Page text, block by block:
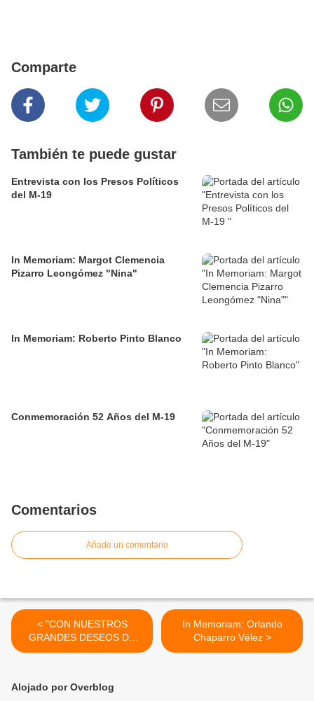
Comparte
También te puede gustar
Entrevista con los Presos Políticos
del M-19
In Memoriam: Margot Clemencia
Pizarro Leongómez "Nina"
In Memoriam: Roberto Pinto Blanco
Conmemoración 52 Años del M-19
Comentarios
Añade un comentario
< "CON NUESTROS
GRANDES DESEOS DE
PAZ" Ayer, Hoy y Siempre
In Memoriam: Orlando
Chaparro Vélez >
Alojado por Overblog